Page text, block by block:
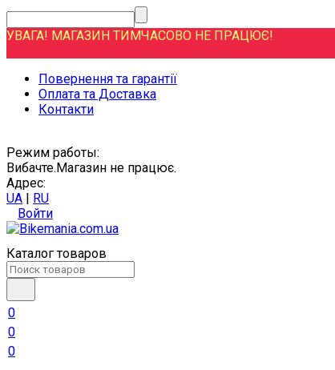
УВАГА! МАГАЗИН ТИМЧАСОВО НЕ ПРАЦЮЄ!
Повернення та гарантії
Оплата та Доставка
Контакти
Режим работы:
Вибачте.Магазин не працює.
Адрес:
UA | RU
Войти
Каталог товаров
0
0
0